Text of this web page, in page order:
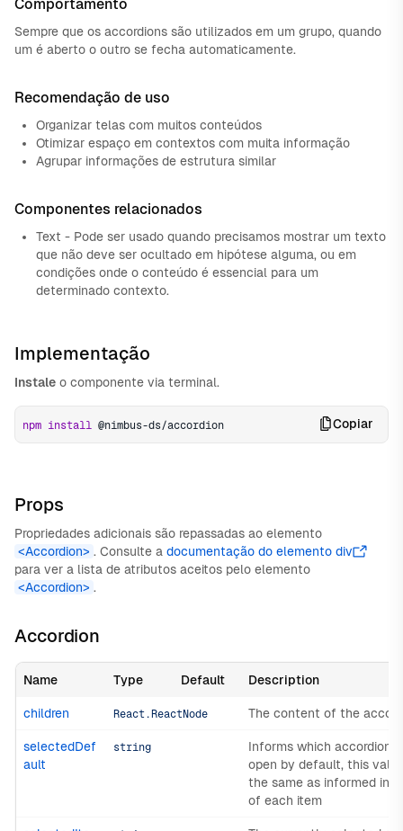
Comportamento
Sempre que os accordions são utilizados em um grupo, quando
um é aberto o outro se fecha automaticamente.
Recomendação de uso
Organizar telas com muitos conteúdos
Otimizar espaço em contextos com muita informação
Agrupar informações de estrutura similar
Componentes relacionados
Text - Pode ser usado quando precisamos mostrar um texto
que não deve ser ocultado em hipótese alguma, ou em
condições onde o conteúdo é essencial para um
determinado contexto.
Implementação
Instale o componente via terminal.
npm install @nimbus-ds/accordion Copiar
Props
Propriedades adicionais são repassadas ao elemento
<Accordion> . Consulte a documentação do elemento div
para ver a lista de atributos aceitos pelo elemento
<Accordion> .
Accordion
Name Type Default Description
children React.ReactNode The content of the
selectedDef
ault
string
Informs which accordion
open by default, this
the same as informed in
of each item